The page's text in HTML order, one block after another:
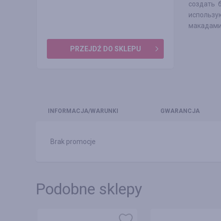
PRZEJDŹ DO SKLEPU
создать
INFO RMACJA/WARUNKI GWARANCJA
Brak promocje
Podobne sklepy